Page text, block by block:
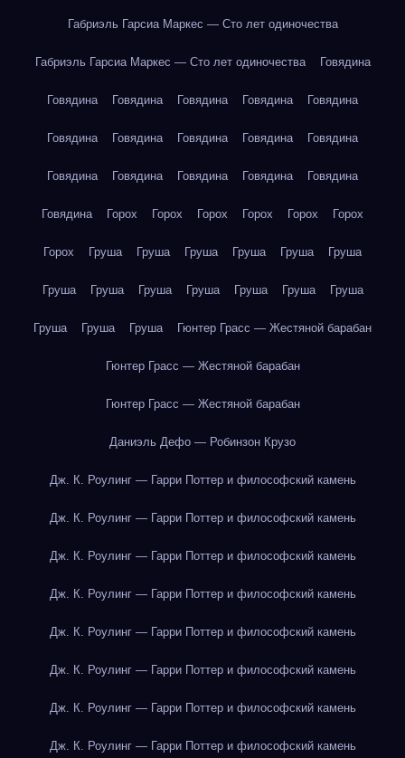
Габриэль Гарсиа Маркес — Сто лет одиночества
Габриэль Гарсиа Маркес — Сто лет одиночества Говядина
Говядина Говядина Говядина Говядина Говядина
Говядина Говядина Говядина Говядина Говядина
Говядина Говядина Говядина Говядина Говядина
Говядина Горох Горох Горох Горох Горох Горох
Горох Груша Груша Груша Груша Груша Груша
Груша Груша Груша Груша Груша Груша Груша
Груша Груша Груша Гюнтер Грасс — Жестяной барабан
Гюнтер Грасс — Жестяной барабан
Гюнтер Грасс — Жестяной барабан
Даниэль Дефо — Робинзон Крузо
Дж. К. Роулинг — Гарри Поттер и философский камень
Дж. К. Роулинг — Гарри Поттер и философский камень
Дж. К. Роулинг — Гарри Поттер и философский камень
Дж. К. Роулинг — Гарри Поттер и философский камень
Дж. К. Роулинг — Гарри Поттер и философский камень
Дж. К. Роулинг — Гарри Поттер и философский камень
Дж. К. Роулинг — Гарри Поттер и философский камень
Дж. К. Роулинг — Гарри Поттер и философский камень